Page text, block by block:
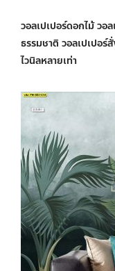
วอลเปเปอร์ดอกไม้ วอ
ธรรมชาติ วอลเปเปอร์
ไวนิลหลายเท่า